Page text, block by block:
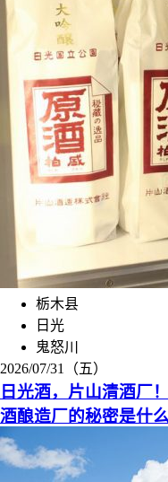
栃木县
日光
鬼怒川
2026/07/31（五）
日光酒，片山清酒厂
酒酿造厂的秘密是什么